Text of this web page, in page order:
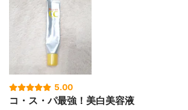
5.00
コ・ス・パ最強！美白美容液